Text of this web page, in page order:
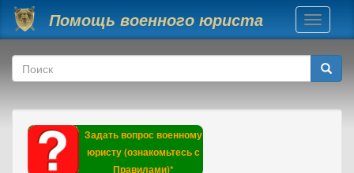
Перейти к основному содержанию
Помощь военного юриста
Toggle
Форма поиска
Поиск
Задать вопрос военному
юристу (ознакомьтесь с
Правилами)*